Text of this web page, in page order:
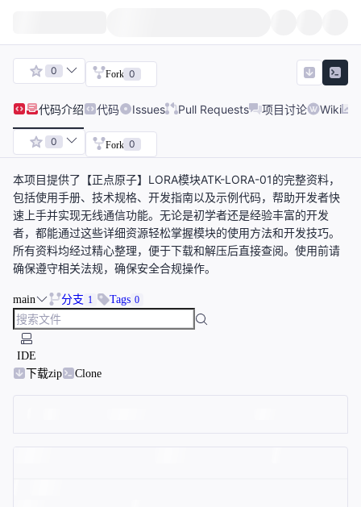
0 Fork 0
代码介绍 代码 Issues Pull Requests 项目讨论 Wiki
0 Fork 0
本项目提供了【正点原子】LORA模块ATK-LORA-01的完整资料，
包括使用手册、技术规格、开发指南以及示例代码，帮助开发者快
速上手并实现无线通信功能。无论是初学者还是经验丰富的开发
者，都能通过这些详细资源轻松掌握模块的使用方法和开发技巧。
所有资料均经过精心整理，便于下载和解压后直接查阅。使用前请
确保遵守相关法规，确保安全合规操作。
main 分支 1 Tags 0
IDE
下载zip
Clone